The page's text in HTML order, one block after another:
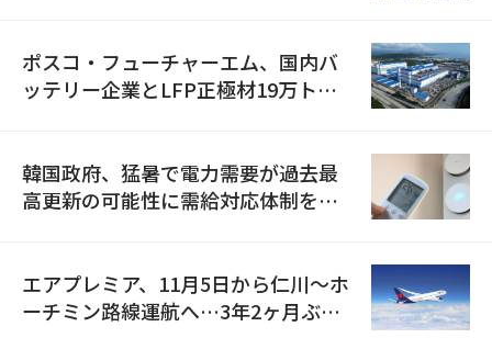
ポスコ・フューチャーエム、国内バ
ッテリー企業とLFP正極材19万トン
韓国政府、猛暑で電力需要が過去最
高更新の可能性に需給対応体制を点
エアプレミア、11月5日から仁川〜ホ
ーチミン路線運航へ…3年2ヶ月ぶり